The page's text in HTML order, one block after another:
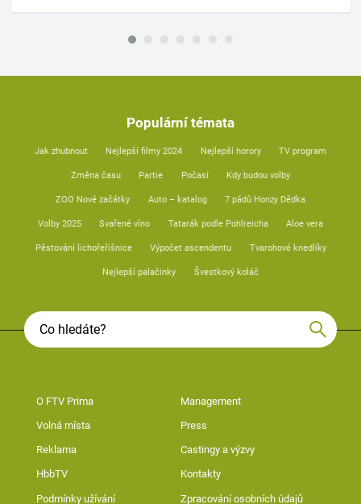
Populární témata
Jak zhubnout Nejlepší filmy 2024 Nejlepší horory TV program
Změna času Partie Počasí Kdy budou volby
ZOO Nové začátky Auto – katalog 7 pádů Honzy Dědka
Volby 2025 Svařené víno Tatarák podle Pohlreicha Aloe vera
Pěstování lichořeřišnice Výpočet ascendentu Tvarohové knedlíky
Nejlepší palačinky Švestkový koláč
O FTV Prima Management
Volná místa Press
Reklama Castingy a výzvy
HbbTV Kontakty
Podmínky užívání Zpracování osobních údajů